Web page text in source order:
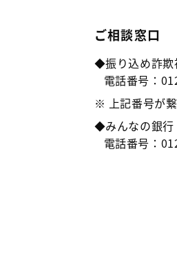
ご相談窓口
◆振り込め詐欺
電話番号：
※ 上記番号が
◆みんなの銀行
電話番号：